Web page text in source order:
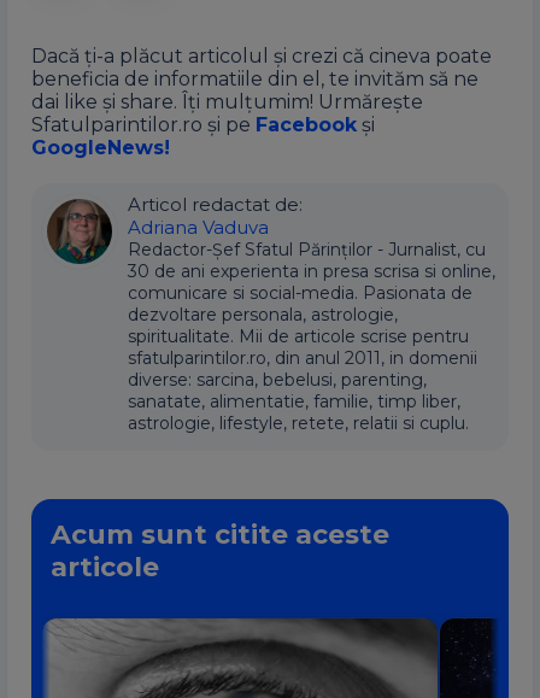
Dacă ți-a plăcut articolul și crezi că cineva poate
beneficia de informatiile din el, te invităm să ne
dai like și share. Îți mulțumim! Urmărește
Sfatulparintilor.ro și pe Facebook și
GoogleNews!
Articol redactat de:
Adriana Vaduva
Redactor-Șef Sfatul Părinților - Jurnalist, cu
30 de ani experienta in presa scrisa si online,
comunicare si social-media. Pasionata de
dezvoltare personala, astrologie,
spiritualitate. Mii de articole scrise pentru
sfatulparintilor.ro, din anul 2011, in domenii
diverse: sarcina, bebelusi, parenting,
sanatate, alimentatie, familie, timp liber,
astrologie, lifestyle, retete, relatii si cuplu.
Acum sunt citite aceste
articole